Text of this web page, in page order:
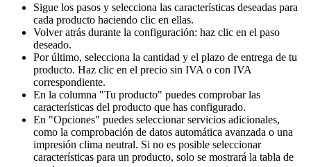
Sigue los pasos y selecciona las características deseadas para
cada producto haciendo clic en ellas.
Volver atrás durante la configuración: haz clic en el paso
deseado.
Por último, selecciona la cantidad y el plazo de entrega de tu
producto. Haz clic en el precio sin IVA o con IVA
correspondiente.
En la columna "Tu producto" puedes comprobar las
características del producto que has configurado.
En "Opciones" puedes seleccionar servicios adicionales,
como la comprobación de datos automática avanzada o una
impresión clima neutral. Si no es posible seleccionar
características para un producto, solo se mostrará la tabla de